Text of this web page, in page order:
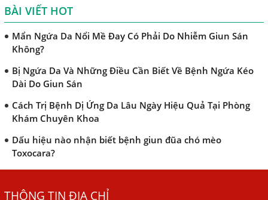
BÀI VIẾT HOT
Điều trị bệnh sán lá gan ở đâu?
Mẩn Ngứa Da Nổi Mề Đay Có Phải Do Nhiễm Giun Sán
Không?
Bị Ngứa Da Và Những Điều Cần Biết Về Bệnh Ngứa Kéo
Dài Do Giun Sán
Cách Trị Bệnh Dị Ứng Da Lâu Ngày Hiệu Quả Tại Phòng
Khám Chuyên Khoa
Dấu hiệu nào nhận biết bệnh giun đũa chó mèo
Toxocara?
Bệnh Chàm Và Những Yếu Tố Liên Quan Đến Bệnh Giun
THÔNG TIN ĐỊA CHỈ